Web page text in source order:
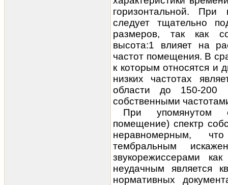
горизонтальной. При
следует тщательно
размеров, так как
высота:1 влияет на
частот помещения. В
к которым относятся и
низких частотах
области до 150-200
собственными
При упомянутом
помещение) спектр
неравномерным,
тембральным
звукорежиссерами
неудачным является
нормативных